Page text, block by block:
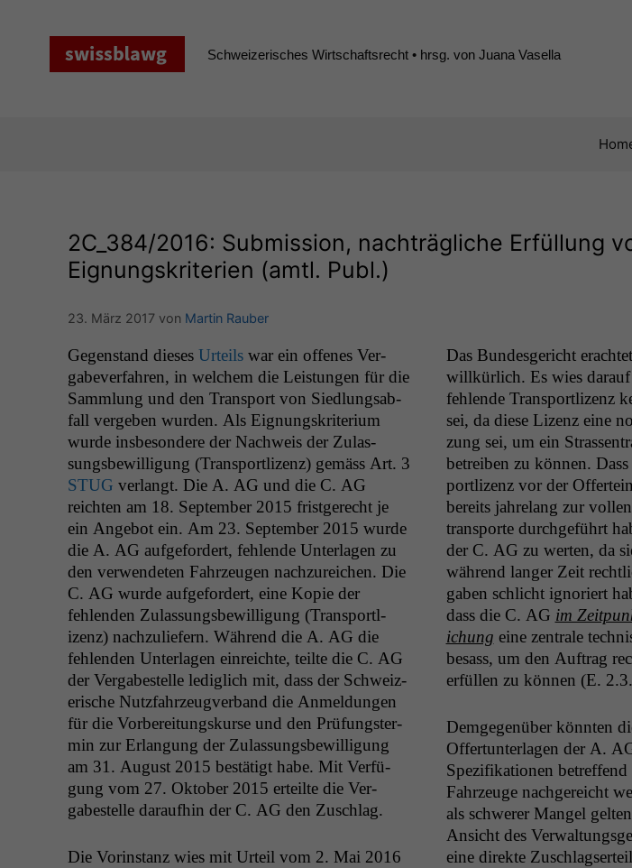
Schweizerisches Wirtschaftsrecht • hrsg. von Juana Vasella
2C_384/2016: Submission, nachträgliche Erfüllung
Eignungskriterien (amtl. Publ.)
23. März 2017 von Martin Rauber
Gegen­stand dieses Urteilswar ein offenes Ver­
gabev­er­fahren, in welchem die Leis­tun­gen für die
Samm­lung und den Trans­port von Sied­lungsab­
fall vergeben wur­den. Als Eig­nungskri­teri­um
wurde ins­beson­dere der Nach­weis der Zulas­
sungs­be­wil­li­gung (Trans­portl­izenz) gemäss Art. 3
STUG ver­langt. Die A. AG und die C. AG
reicht­en am 18. Sep­tem­ber 2015 frist­gerecht je
ein Ange­bot ein. Am 23. Sep­tem­ber 2015 wurde
die A. AG aufge­fordert, fehlende Unter­la­gen zu
den ver­wen­de­ten Fahrzeu­gen nachzure­ichen. Die
C. AG wurde aufge­fordert, eine Kopie der
fehlen­den Zulas­sungs­be­wil­li­gung (Trans­portl­
izenz) nachzuliefern. Während die A. AG die
fehlen­den Unter­la­gen ein­re­ichte, teilte die C. AG
der Ver­gabestelle lediglich mit, dass der Schweiz­
erische Nutz­fahrzeugver­band die Anmel­dun­gen
für die Vor­bere­itungskurse und den Prü­fung­ster­
min zur Erlan­gung der Zulas­sungs­be­wil­li­gung
am 31. August 2015 bestätigt habe. Mit Ver­fü­
gung vom 27. Okto­ber 2015 erteilte die Ver­
gabestelle daraufhin der C. AG den Zuschlag.
Die Vorin­stanz wies mit Urteil vom 2. Mai 2016
Das Bun­des­gericht
willkür­lich. Es wies darauf
fehlende Trans­portl­izenz
sei, da diese Lizenz eine
zung sei, um ein
betreiben zu kön­nen.
portl­izenz vor der
bere­its jahre­lang zur
trans­porte durchge­führt
der C. AG zu werten, da
während langer Zeit
gaben schlicht ignori­ert
dass die C. AG im
ichung eine zen­trale
besass, um den Auf­trag
erfüllen zu kön­nen (E.
Demge­genüber kön­nten
Offer­tun­ter­la­gen der A.
Spez­i­fika­tio­nen betr­e­f­fend
Fahrzeuge nachgere­icht
als schw­er­er Man­gel
Ansicht des
eine direk­te